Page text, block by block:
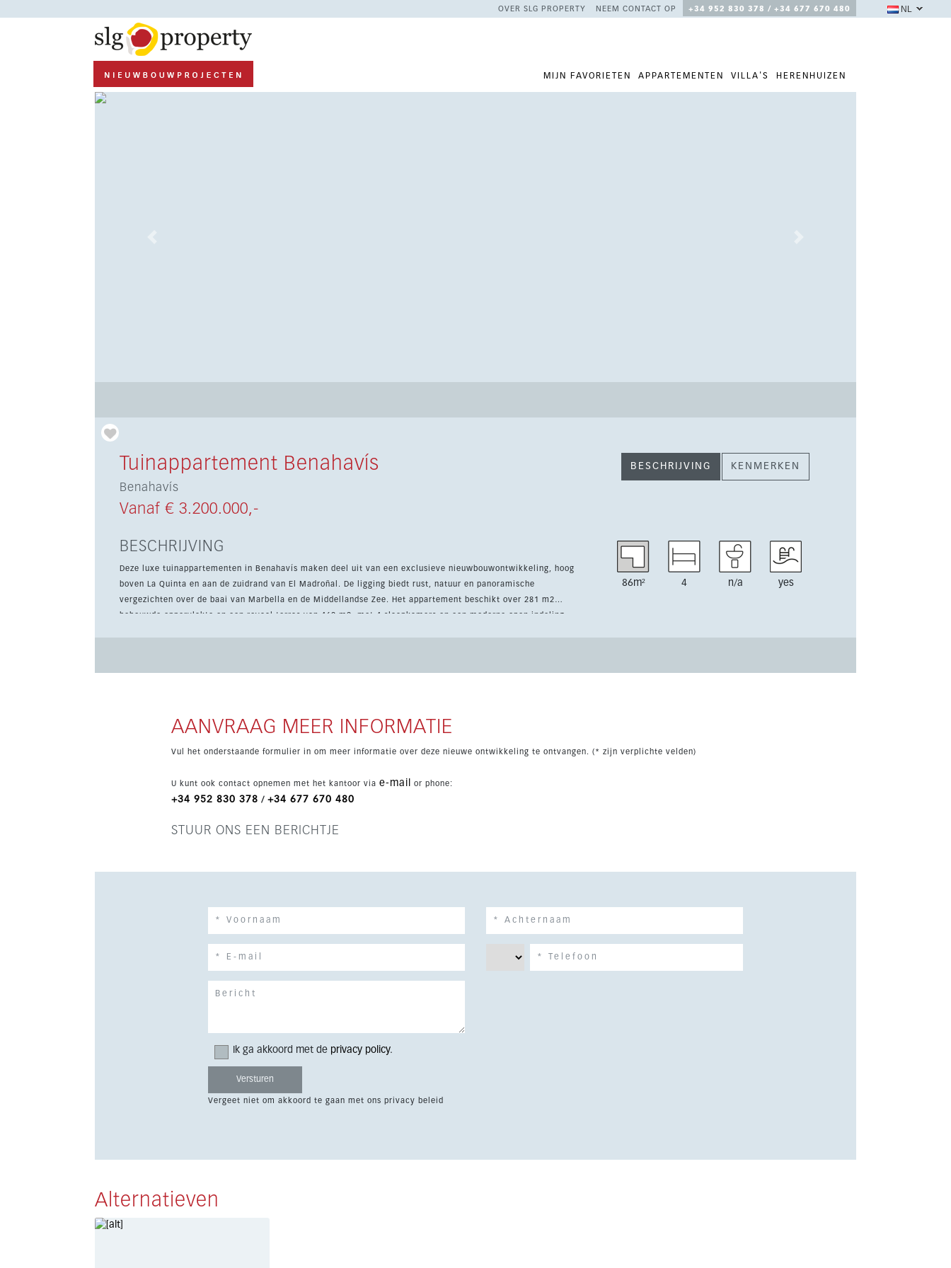
OVER SLG PROPERTY NEEM CONTACT OP +34 952 830 378 / +34 677 670 480
MIJN FAVORIETEN APPARTEMENTEN VILLA'S HERENHUIZEN
NL
Tuinappartement Benahavís
Benahavís
Vanaf € 3.200.000,-
BESCHRIJVING KENMERKEN
BESCHRIJVING
Deze luxe tuinappartementen in Benahavís maken deel uit van een exclusieve nieuwbouwontwikkeling, hoog
boven La Quinta en aan de zuidrand van El Madroñal. De ligging biedt rust, natuur en panoramische
vergezichten over de baai van Marbella en de Middellandse Zee. Het appartement beschikt over 281 m2
bebouwde oppervlakte en een royaal terras van 462 m2, met 4 slaapkamers en een moderne open indeling.
86m² 4 n/a yes
AANVRAAG MEER INFORMATIE
Vul het onderstaande formulier in om meer informatie over deze nieuwe ontwikkeling te ontvangen. (* zijn verplichte velden)
U kunt ook contact opnemen met het kantoor via e-mail or phone:
+34 952 830 378 / +34 677 670 480
STUUR ONS EEN BERICHTJE
Ik ga akkoord met de privacy policy.
Vergeet niet om akkoord te gaan met ons privacy beleid
Alternatieven